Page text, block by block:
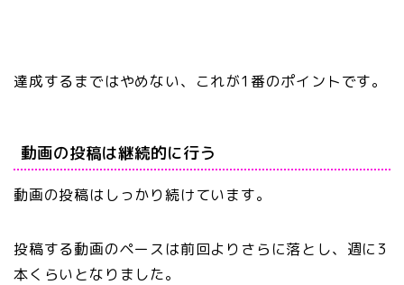
達成するまではやめない、これが1番のポイントです。
動画の投稿は継続的に行う
動画の投稿はしっかり続けています。
投稿する動画のペースは前回よりさらに落とし、週に3
本くらいとなりました。